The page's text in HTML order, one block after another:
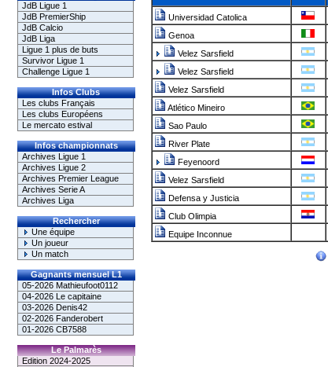
JdB Ligue 1
JdB PremierShip
JdB Calcio
JdB Liga
Ligue 1 plus de buts
Survivor Ligue 1
Challenge Ligue 1
Infos Clubs
Les clubs Français
Les clubs Européens
Le mercato estival
Infos championnats
Archives Ligue 1
Archives Ligue 2
Archives Premier League
Archives Serie A
Archives Liga
Rechercher
Une équipe
Un joueur
Un match
Gagnants mensuel L1
05-2026 Mathieufoot0112
04-2026 Le capitaine
03-2026 Denis42
02-2026 Fanderobert
01-2026 CB7588
Le Palmarès
Edition 2024-2025
Universidad Catolica
Genoa
Velez Sarsfield
Velez Sarsfield
Velez Sarsfield
Atlético Mineiro
Sao Paulo
River Plate
Feyenoord
Velez Sarsfield
Defensa y Justicia
Club Olimpia
Equipe Inconnue